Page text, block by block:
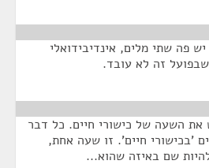
יש פה שתי מלים, אינדיבידואלי
זה לא עובד.
את השעה של כישורי חיים. כל דבר
'בכישורי חיים'. זו שעה אחת,
שם באיזה שהוא...